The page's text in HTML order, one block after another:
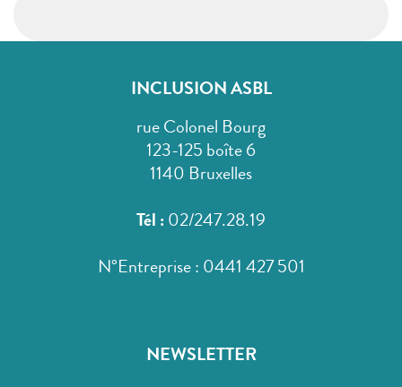
INCLUSION ASBL
rue Colonel Bourg
123-125 boîte 6
1140 Bruxelles
Tél : 02/247.28.19
N°Entreprise : 0441 427 501
NEWSLETTER